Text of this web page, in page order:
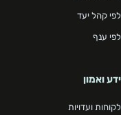
לפי קהל יעד
לפי ענף
ידע ואמון
לקוחות ועדויות